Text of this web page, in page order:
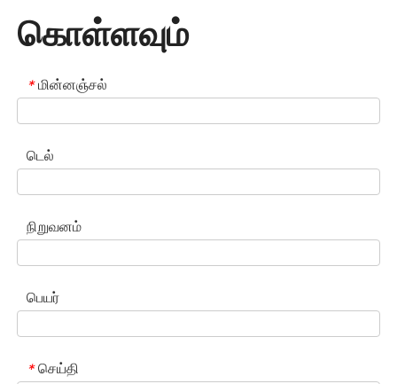
கொள்ளவும்
* மின்னஞ்சல்
டெல்
நிறுவனம்
பெயர்
* செய்தி